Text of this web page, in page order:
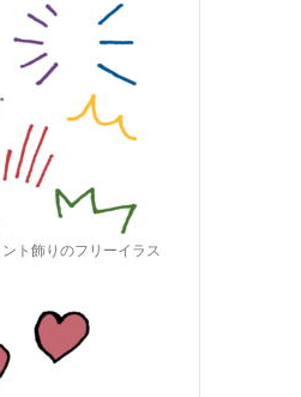
ト飾りのフリーイラス